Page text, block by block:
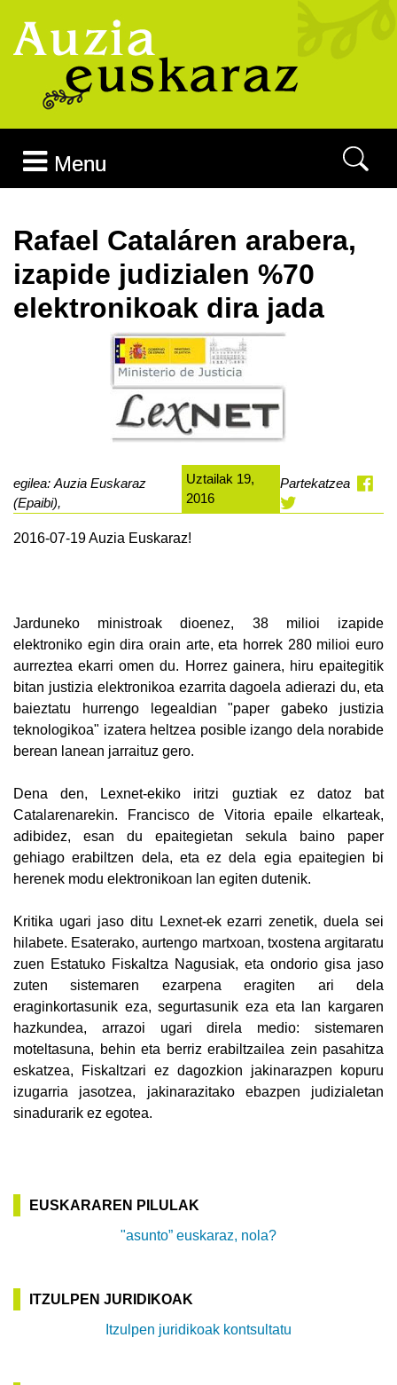
Menu
Rafael Cataláren arabera,
izapide judizialen %70
elektronikoak dira jada
egilea: Auzia Euskaraz
(Epaibi),
Uztailak 19,
2016
Partekatzea
2016-07-19 Auzia Euskaraz!
Jarduneko ministroak dioenez, 38 milioi izapide
elektroniko egin dira orain arte, eta horrek 280 milioi euro
aurreztea ekarri omen du. Horrez gainera, hiru epaitegitik
bitan justizia elektronikoa ezarrita dagoela adierazi du, eta
baieztatu hurrengo legealdian "paper gabeko justizia
teknologikoa" izatera heltzea posible izango dela norabide
berean lanean jarraituz gero.
Dena den, Lexnet-ekiko iritzi guztiak ez datoz bat
Catalarenarekin. Francisco de Vitoria epaile elkarteak,
adibidez, esan du epaitegietan sekula baino paper
gehiago erabiltzen dela, eta ez dela egia epaitegien bi
herenek modu elektronikoan lan egiten dutenik.
Kritika ugari jaso ditu Lexnet-ek ezarri zenetik, duela sei
hilabete. Esaterako, aurtengo martxoan, txostena argitaratu
zuen Estatuko Fiskaltza Nagusiak, eta ondorio gisa jaso
zuten sistemaren ezarpena eragiten ari dela
eraginkortasunik eza, segurtasunik eza eta lan kargaren
hazkundea, arrazoi ugari direla medio: sistemaren
moteltasuna, behin eta berriz erabiltzailea zein pasahitza
eskatzea, Fiskaltzari ez dagozkion jakinarazpen kopuru
izugarria jasotzea, jakinarazitako ebazpen judizialetan
sinadurarik ez egotea.
EUSKARAREN PILULAK
"asunto” euskaraz, nola?
ITZULPEN JURIDIKOAK
Itzulpen juridikoak kontsultatu